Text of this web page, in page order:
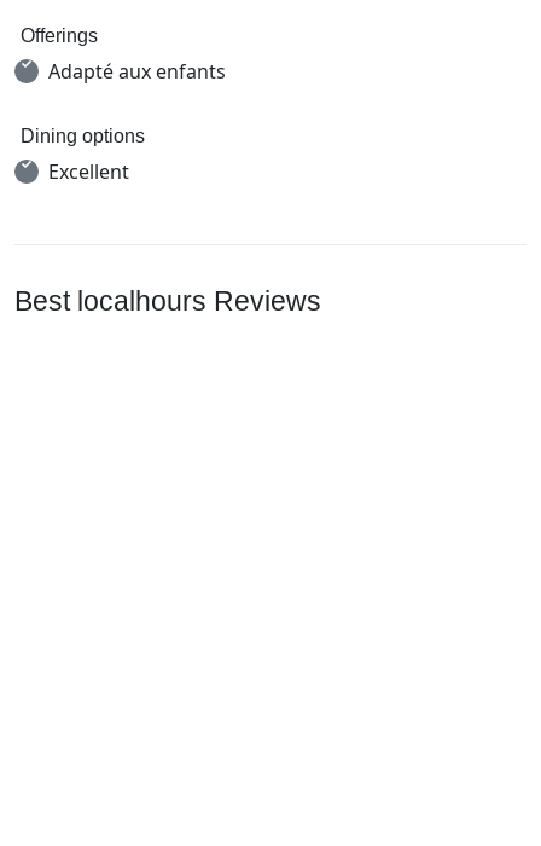
Offerings
Adapté aux enfants
Dining options
Excellent
Best localhours Reviews